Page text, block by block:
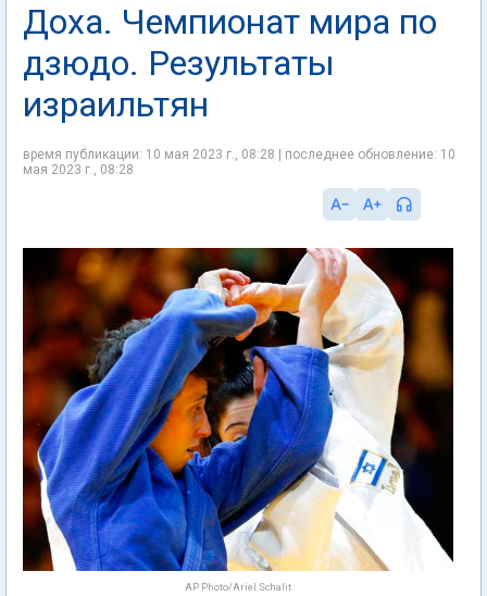
Доха. Чемпионат мира по
дзюдо. Результаты
израильтян
время публикации: 10 мая 2023 г., 08:28 | последнее обновление: 10
мая 2023 г., 08:28
AP Photo/Ariel Schalit